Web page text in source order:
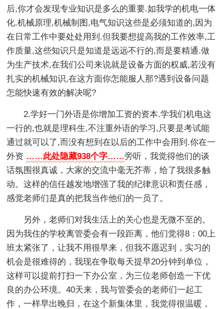
后,你才会发现专业知识是多么的重要.如我学的机电一体
化.机械原理,机械制图,电气知识这些是必须知道的,因为
在日常工作中要处处用到.但我要想提高我的工作效率,工
作质量,这些知识只是知道是远远不行的,而是要精通.做
为生产技术,在我们公司来说就是设备方面的权威,若没有
扎实的机械知识,在这方面你怎能服人那?遇到设备问题
怎能快速有效的解决呢?
2.学好一门外语是你增加工资的资本.学我们机电这
一行的,也就是理科生,不注重外语的学习,只要是考试能
通过就可以了,而没有想到在以后的工作中会用到.你在一
外资 ……此处隐藏938个字……旁听，我觉得他们的谈
话氛围很真诚，大家的交流中毫无芥蒂，给了我很多触
动。这样的信任越发地增强了我的纪律意识和责任感，
感觉老师们是真的把我当作他们的一员了。
另外，老师们对我生活上的关心也是无微不至的。
因为我住的学校离管委会有一段距离，他们觉得8：00上
班太紧张了，让我不用很早来，但我不愿迟到，实习的
机会是很难得的，我现在争取每天提早20分钟到单位，
这样可以提前打扫一下办公室，为三位老师创造一下优
良的办公环境。40天来，我与管委会的老师们一起工
作，一样早出晚归，在这个新集体里，我觉得很温暖，